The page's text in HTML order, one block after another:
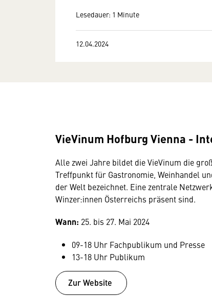
Lesedauer: 1 Minute
12.04.2024
VieVinum Hofburg Vienna -
Alle zwei Jahre bildet die VieVinum die
Treffpunkt für Gastronomie, Weinhandel
der Welt bezeichnet. Eine zentrale
Winzer:innen Österreichs präsent sind.
Wann: 25. bis 27. Mai 2024
09-18 Uhr Fachpublikum und Presse
13-18 Uhr Publikum
Zur Website